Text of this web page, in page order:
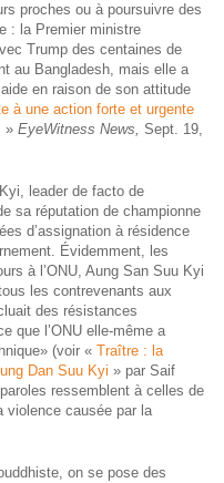
proches ou à poursuivre des
: la Premier ministre
Trump des centaines de
au Bangladesh, mais elle a
en raison de son attitude
à une action forte et urgente
» EyeWitness News, Sept. 19,
leader de facto de
sa réputation de championne
d’assignation à résidence
Évidemment, les
à l’ONU, Aung San Suu Kyi
les contrevenants aux
des résistances
que l’ONU elle-même a
(voir « Traître : la
Dan Suu Kyi » par Saif
ressemblent à celles de
violence causée par la
on se pose des